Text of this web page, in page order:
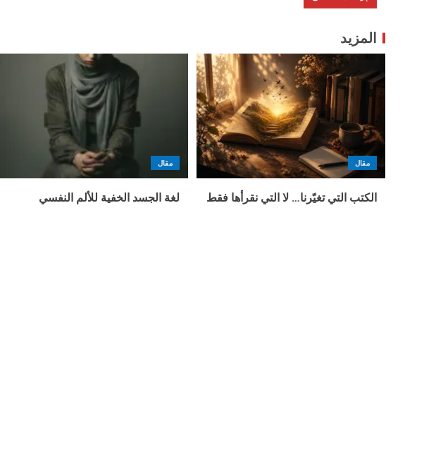
المزيد
مقال
الكتب التي تغيّرنا… لا التي نقرأها فقط
مقال
لغة الجسد الخفية للألم النفسي